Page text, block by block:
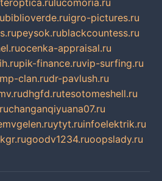
lucomoria.ru
biblioverde.ruigro-pictures.ru
peysok.rublackcountess.ru
ocenka-appraisal.ru
pik-finance.ruvip-surfing.ru
clan.rudr-pavlush.ru
dhgfd.rutesotomeshell.ru
changanqiyuana07.ru
ytyt.ruinfoelektrik.ru
goodv1234.ruoopslady.ru